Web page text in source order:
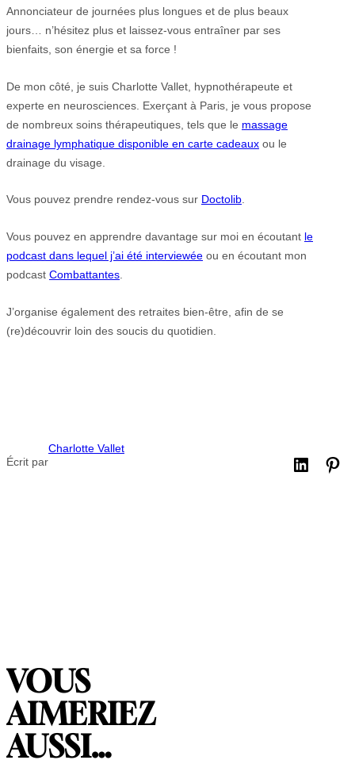
Annonciateur de journées plus longues et de plus beaux
jours… n’hésitez plus et laissez-vous entraîner par ses
bienfaits, son énergie et sa force !
De mon côté, je suis Charlotte Vallet, hypnothérapeute et
experte en neurosciences. Exerçant à Paris, je vous propose
de nombreux soins thérapeutiques, tels que le massage
drainage lymphatique disponible en carte cadeaux ou le
drainage du visage.
Vous pouvez prendre rendez-vous sur Doctolib.
Vous pouvez en apprendre davantage sur moi en écoutant le
podcast dans lequel j’ai été interviewée ou en écoutant mon
podcast Combattantes
J’organise également des retraites bien-être, afin de se
(re)découvrir loin des soucis du quotidien.
Écrit par
Charlotte Vallet
VOUS
AIMERIEZ
AUSSI…